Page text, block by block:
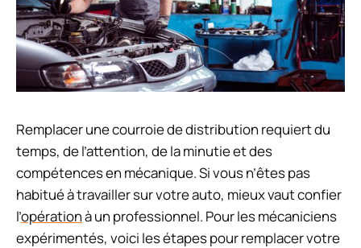
Remplacer une courroie de distribution requiert du
temps, de l’attention, de la minutie et des
compétences en mécanique. Si vous n’êtes pas
habitué à travailler sur votre auto, mieux vaut confier
l’opérationà un professionnel. Pour les mécaniciens
expérimentés, voici les étapes pour remplacer votre